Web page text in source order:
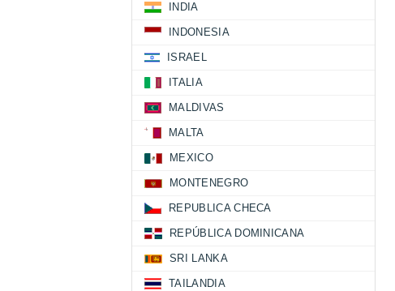
INDIA
INDONESIA
ISRAEL
ITALIA
MALDIVAS
MALTA
MEXICO
MONTENEGRO
REPUBLICA CHECA
REPÚBLICA DOMINICANA
SRI LANKA
TAILANDIA